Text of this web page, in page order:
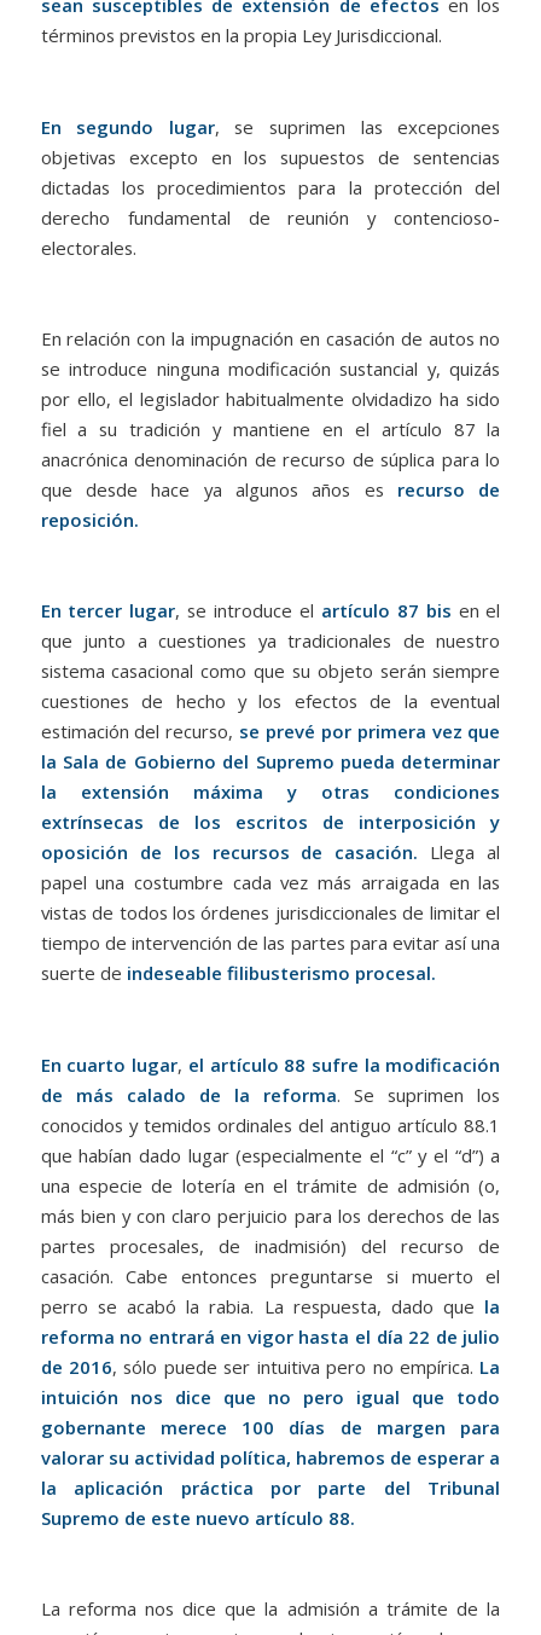
sean susceptibles de extensión de efectosen los
términos previstos en la propia Ley Jurisdiccional.
En segundo lugar, se suprimen las excepciones
objetivas excepto en los supuestos de sentencias
dictadas los procedimientos para la protección del
derecho fundamental de reunión y contencioso-
electorales.
En relación con la impugnación en casación de autos no
se introduce ninguna modificación sustancial y, quizás
por ello, el legislador habitualmente olvidadizo ha sido
fiel a su tradición y mantiene en el artículo 87 la
anacrónica denominación de recurso de súplica para lo
que desde hace ya algunos años es recurso de
reposición.
En tercer lugar, se introduce el artículo 87 bis en el
que junto a cuestiones ya tradicionales de nuestro
sistema casacional como que su objeto serán siempre
cuestiones de hecho y los efectos de la eventual
estimación del recurso, se prevé por primera vez que
la Sala de Gobierno del Supremo pueda determinar
la extensión máxima y otras condiciones
extrínsecas de los escritos de interposición y
oposición de los recursos de casación. Llega al
papel una costumbre cada vez más arraigada en las
vistas de todos los órdenes jurisdiccionales de limitar el
tiempo de intervención de las partes para evitar así una
suerte de indeseable filibusterismo procesal.
En cuarto lugar, el artículo 88 sufre la modificación
de más calado de la reforma. Se suprimen los
conocidos y temidos ordinales del antiguo artículo 88.1
que habían dado lugar (especialmente el “c” y el “d”) a
una especie de lotería en el trámite de admisión (o,
más bien y con claro perjuicio para los derechos de las
partes procesales, de inadmisión) del recurso de
casación. Cabe entonces preguntarse si muerto el
perro se acabó la rabia. La respuesta, dado que la
reforma no entrará en vigor hasta el día 22 de julio
de 2016, sólo puede ser intuitiva pero no empírica. La
intuición nos dice que no pero igual que todo
gobernante merece 100 días de margen para
valorar su actividad política, habremos de esperar a
la aplicación práctica por parte del Tribunal
Supremo de este nuevo artículo 88.
La reforma nos dice que la admisión a trámite de la